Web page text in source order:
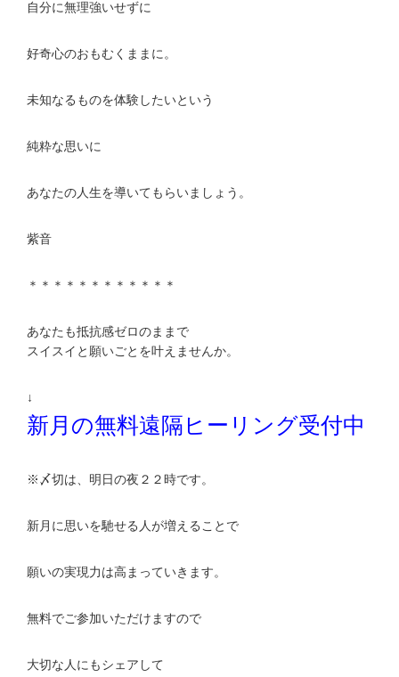
自分に無理強いせずに
好奇心のおもむくままに。
未知なるものを体験したいという
純粋な思いに
あなたの人生を導いてもらいましょう。
紫音
＊＊＊＊＊＊＊＊＊＊＊＊
あなたも抵抗感ゼロのままで
スイスイと願いごとを叶えませんか。
↓
新月の無料遠隔ヒーリング受付中
※〆切は、明日の夜２２時です。
新月に思いを馳せる人が増えることで
願いの実現力は高まっていきます。
無料でご参加いただけますので
大切な人にもシェアして